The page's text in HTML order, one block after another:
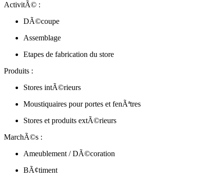
ActivitÃ© :
DÃ©coupe
Assemblage
Etapes de fabrication du store
Produits :
Stores intÃ©rieurs
Moustiquaires pour portes et fenÃªtres
Stores et produits extÃ©rieurs
MarchÃ©s :
Ameublement / DÃ©coration
BÃ¢timent